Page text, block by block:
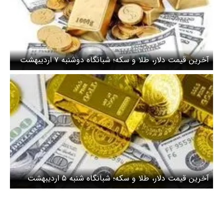
آخرین قیمت دلار، طلا و سکه؛ شبانگاه دوشنبه ۷ اردیبهشت
۱۴۰۵/دلار همچنان در مسیر صعود قیمت
آخرین قیمت دلار، طلا و سکه؛ شبانگاه شنبه ۵ اردیبهشت
۱۴۰۵/ روند معکوس قیمت دلار و سکه